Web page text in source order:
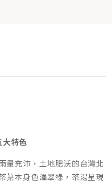
特色
量充沛，土地肥沃的台灣北
葉本身色澤翠綠，茶湯呈現